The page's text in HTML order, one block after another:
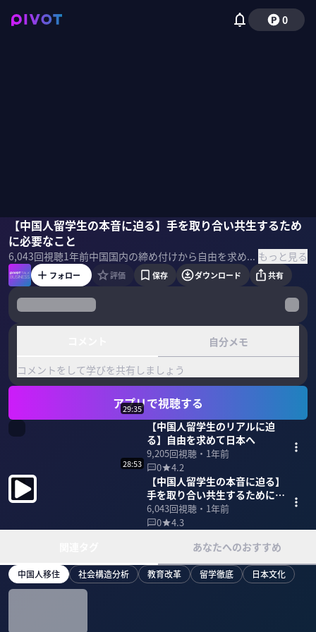
0
【中国人留学生の本音に迫る】手を取り合い共生するため
に必要なこと
6,043回視聴1年前 中国国内の締め付けから自由を求めて日本に来日する中国人留学生。なぜ分断は深まるのか。『中国人留学生のリアルに迫る』をテーマに東京大学大学院 准教授の阿古智子氏に聞いた。後編は「留学生の本音」に迫る。 ＜ゲスト＞ 阿古智子｜東京大学大学院 准教授 1971年大阪府生まれ。大阪外国語大学、名古屋大学大学院を経て、香港大学教育学系Ph.D取得。在中国日本大使館專門調查員、早稲田大学准教授などを経て、2013年より現職。 もっと見る
阿古智子野嶋紗己子
フォロー 評価 保存 ダウンロード 共有
自分メモ
コメントをして学びを共有しましょう
アプリで視聴する
29:35
【中国人留学生のリアルに迫
る】自由を求めて日本へ
9,205回視聴・ 1年前
0
4.2
28:53
【中国人留学生の本音に迫る】
手を取り合い共生するために必
要なこと
6,043回視聴・ 1年前
0
4.3
あなたへのおすすめ
中国人移住 社会構造分析 教育改革 留学徹底 日本文化